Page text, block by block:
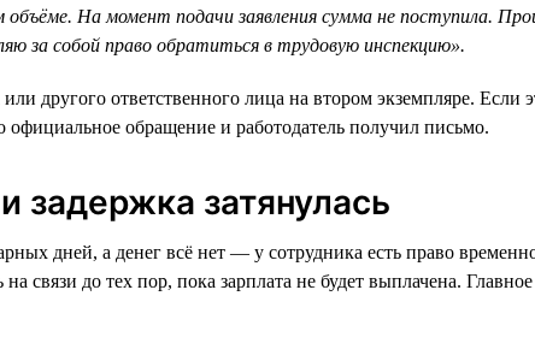
На момент подачи заявления сумма не поступила.
за собой право обратиться в трудовую инспекцию».
другого ответственного лица на втором экземпляре.
официальное обращение и работодатель получил письмо.
задержка затянулась
дней, а денег всё нет — у сотрудника есть право
связи до тех пор, пока зарплата не будет выплачена.